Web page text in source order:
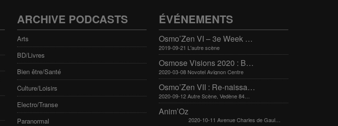
ARCHIVE PODCASTS
Arts
BD/Livres
Bien être/Santé
Culture/Loisirs
Electro/Transe
Paranormal
ÉVÉNEMENTS
Osmo’Zen VI – 3e Week end international du bien-être
2019-09-21 L'autre scène
Osmose Visions 2020 : Bien-être et arts divinatoires
2020-03-08 Novotel Avignon Centre
Osmo’Zen VII : Re-naissance
2020-09-12 Autre Scène, Vedène 84270
Anim’Oz
2020-10-11 Avenue Charles de Gaulle 30400 Villeneuve-Lès-Avignon